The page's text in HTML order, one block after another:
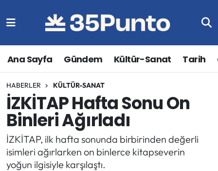
Ana Sayfa Gündem Kültür-Sanat Tarih
HABERLER KÜLTÜR-SANAT
İZKİTAP Hafta Sonu On
Binleri Ağırladı
İZKİTAP, ilk hafta sonunda birbirinden değerli
isimleri ağırlarken on binlerce kitapseverin
yoğun ilgisiyle karşılaştı.